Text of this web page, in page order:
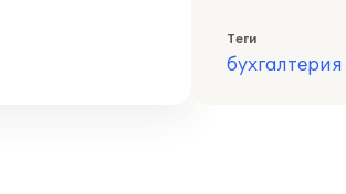
Теги
бухгалтерия